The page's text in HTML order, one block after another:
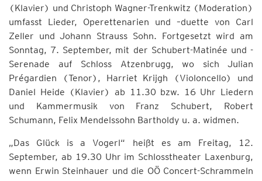
(Klavier) und Christoph Wagner-Trenkwitz (Moderation)
umfasst Lieder, Operettenarien und –duette von Carl
Zeller und Johann Strauss Sohn. Fortgesetzt wird am
Sonntag, 7. September, mit der Schubert-Matinée und -
Serenade auf Schloss Atzenbrugg, wo sich Julian
Prégardien (Tenor), Harriet Krijgh (Violoncello) und
Daniel Heide (Klavier) ab 11.30 bzw. 16 Uhr Liedern
und Kammermusik von Franz Schubert, Robert
Schumann, Felix Mendelssohn Bartholdy u. a. widmen.
„Das Glück is a Vogerl“ heißt es am Freitag, 12.
September, ab 19.30 Uhr im Schlosstheater Laxenburg,
wenn Erwin Steinhauer und die OÖ Concert-Schrammeln